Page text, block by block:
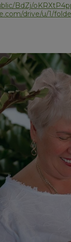
BdZj/
drive/u/1/